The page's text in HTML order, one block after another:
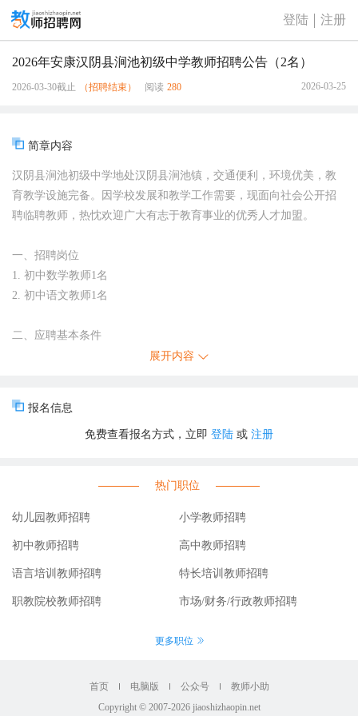
登陆 注册
2026年安康汉阴县涧池初级中学教师招聘公告（2名）
2026-03-30截止 （招聘结束） 阅读 280 2026-03-25
简章内容
汉阴县涧池初级中学地处汉阴县涧池镇，交通便利，环境优美，教
育教学设施完备。因学校发展和教学工作需要，现面向社会公开招
聘临聘教师，热忱欢迎广大有志于教育事业的优秀人才加盟。
一、招聘岗位
1. 初中数学教师1名
2. 初中语文教师1名
二、应聘基本条件
1. 基本素养：热爱教育事业，具有良好的职业道德和敬业精神，遵
经验者可适当放宽至专科)。
3. 专业要求：应聘数学教师需具有相关专业，或具有扎实的学科知
5. 年龄要求：年龄在40周岁以下(特别优秀者或有丰富教学经验的退
三、有下列情况之一者不得报名
1. 曾因犯罪受过各类刑事处罚的。
展开内容
报名信息
免费查看报名方式，立即 登陆 或 注册
热门职位
幼儿园教师招聘 小学教师招聘
初中教师招聘 高中教师招聘
语言培训教师招聘 特长培训教师招聘
职教院校教师招聘 市场/财务/行政教师招聘
更多职位
首页 电脑版 公众号
教师小助
Copyright © 2007-2026 jiaoshizhaopin.net